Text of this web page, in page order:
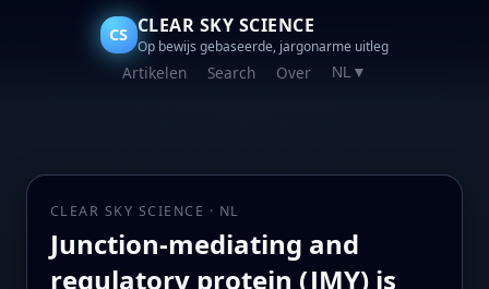
CS CLEAR SKY SCIENCE
Op bewijs gebaseerde, jargonarme uitleg
Artikelen Search Over NL ▼
CLEAR SKY SCIENCE · NL
Junction-mediating and
regulatory protein (JMY) is